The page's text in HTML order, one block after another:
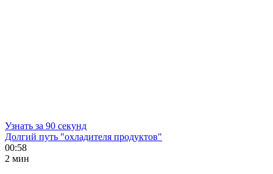
Узнать за 90 секунд
Долгий путь "охладителя продуктов"
00:58
2 мин